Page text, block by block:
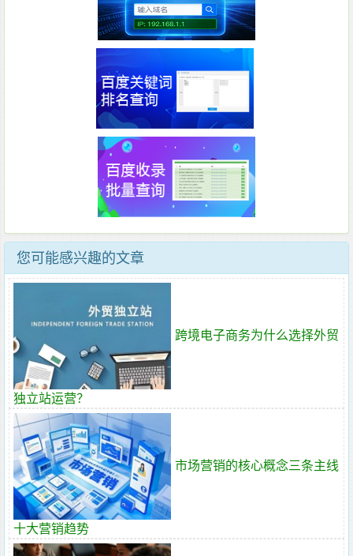
您可能感兴趣的文章
跨境电子商务为什么选择外贸
独立站运营？
市场营销的核心概念三条主线
十大营销趋势